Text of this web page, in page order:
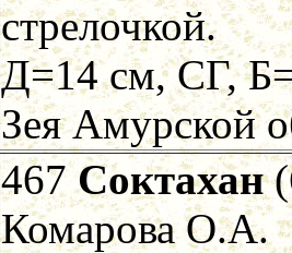
стрелочкой.
Д=14 см, СГ,
Зея Амурской
467Соктахан
Комарова О.А.